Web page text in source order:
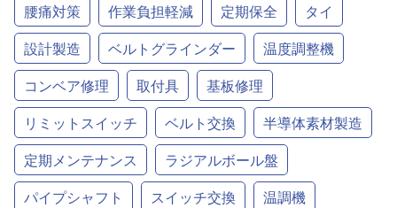
腰痛対策
作業負担軽減 定期保全
タイ
設計製造
ベルトグラインダー
温度調整機
コンベア修理
取付具
基板修理
リミットスイッチ
ベルト交換
半導体素材製造
定期メンテナンス
ラジアルボール盤
パイプシャフト
スイッチ交換
温調機